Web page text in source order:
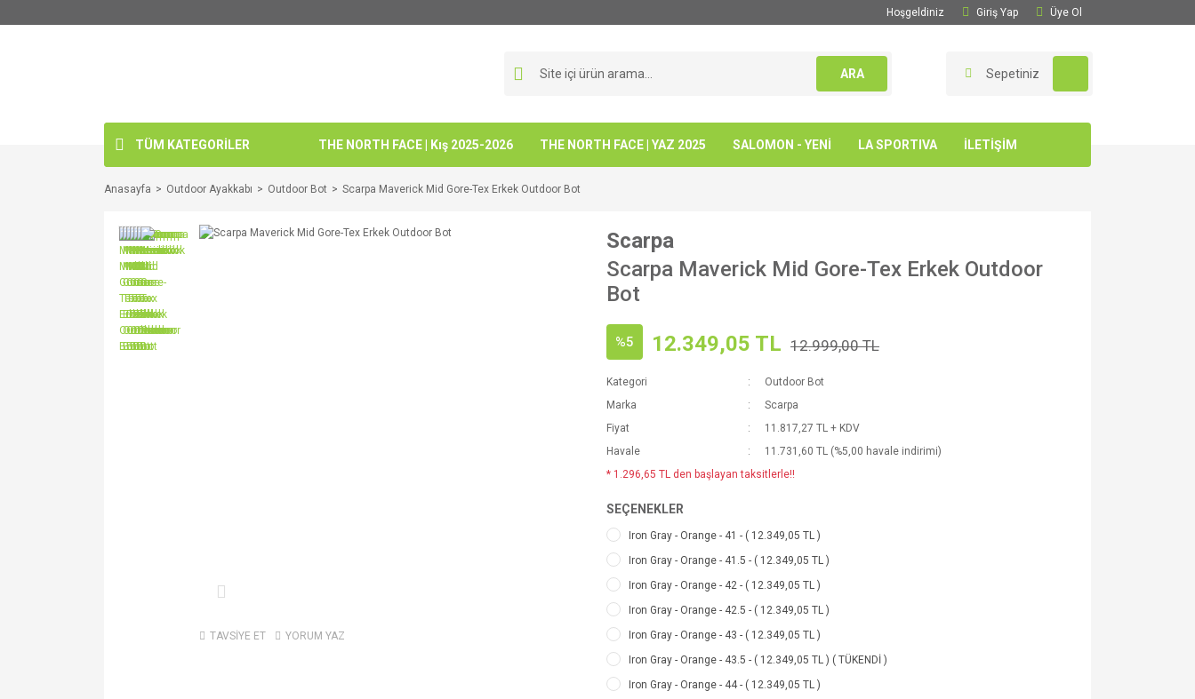
Hoşgeldiniz Giriş Yap Üye Ol
ARA Sepetiniz
TÜM KATEGORİLER THE NORTH FACE | Kış 2025-2026 THE NORTH FACE | YAZ 2025 SALOMON - YENİ LA SPORTIVA İLETİŞİM
Anasayfa Outdoor Ayakkabı Outdoor Bot Scarpa Maverick Mid Gore-Tex Erkek Outdoor Bot
TAVSİYE ET YORUM YAZ
Scarpa
Scarpa Maverick Mid Gore-Tex Erkek Outdoor
Bot
%5 12.349,05 TL 12.999,00 TL
Kategori
Outdoor Bot
Marka
Scarpa
Fiyat
11.817,27 TL + KDV
Havale
11.731,60 TL (%5,00 havale indirimi)
* 1.296,65 TL den başlayan taksitlerle!!
SEÇENEKLER
Iron Gray - Orange - 41 - ( 12.349,05 TL )
Iron Gray - Orange - 41.5 - ( 12.349,05 TL )
Iron Gray - Orange - 42 - ( 12.349,05 TL )
Iron Gray - Orange - 42.5 - ( 12.349,05 TL )
Iron Gray - Orange - 43 - ( 12.349,05 TL )
Iron Gray - Orange - 43.5 - ( 12.349,05 TL ) ( TÜKENDİ )
Iron Gray - Orange - 44 - ( 12.349,05 TL )